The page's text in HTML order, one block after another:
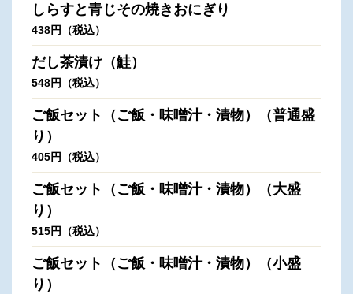
しらすと青じその焼きおにぎり
438円（税込）
だし茶漬け（鮭）
548円（税込）
ご飯セット（ご飯・味噌汁・漬物）（普通盛
り）
405円（税込）
ご飯セット（ご飯・味噌汁・漬物）（大盛
り）
515円（税込）
ご飯セット（ご飯・味噌汁・漬物）（小盛
り）